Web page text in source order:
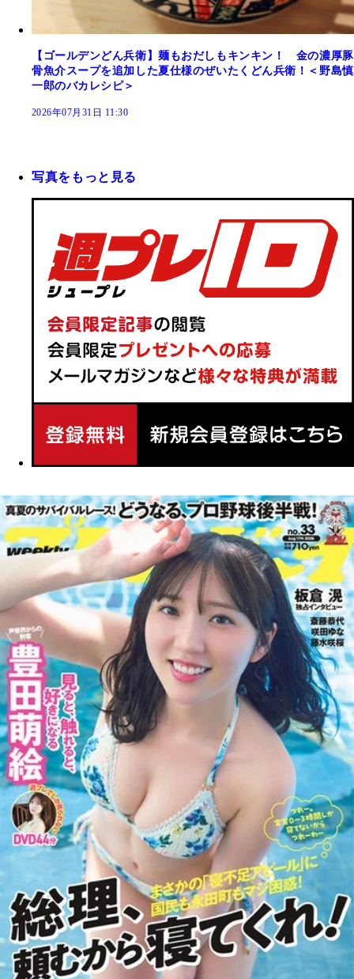
【ゴールデンどん兵衛】麺もおだしもキンキン！ 金の濃厚豚
骨魚介スープを追加した夏仕様のぜいたくどん兵衛！＜野島慎
一郎のバカレシピ＞
2026年07月31日 11:30
写真をもっと見る